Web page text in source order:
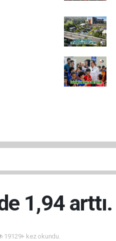
1,94 arttı.
19129+ kez okundu.